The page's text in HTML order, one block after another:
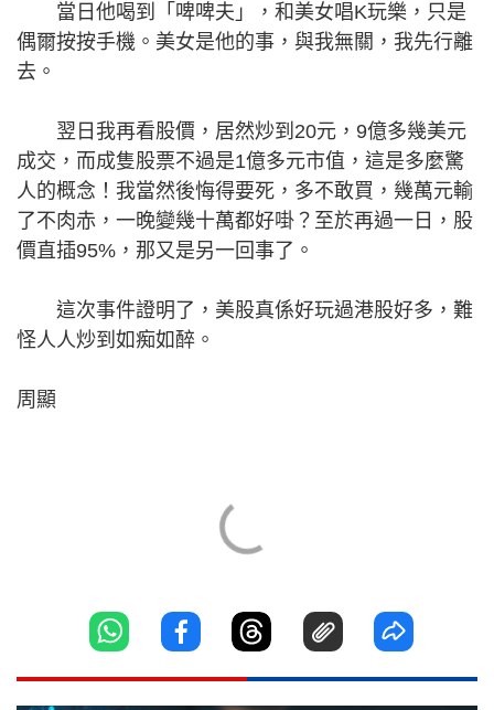
當日他喝到「啤啤夫」，和美女唱K玩樂，只是
偶爾按按手機。美女是他的事，與我無關，我先行離
去。
翌日我再看股價，居然炒到20元，9億多幾美元
成交，而成隻股票不過是1億多元市值，這是多麼驚
人的概念！我當然後悔得要死，多不敢買，幾萬元輸
了不肉赤，一晚變幾十萬都好啩？至於再過一日，股
價直插95%，那又是另一回事了。
這次事件證明了，美股真係好玩過港股好多，難
怪人人炒到如痴如醉。
周顯